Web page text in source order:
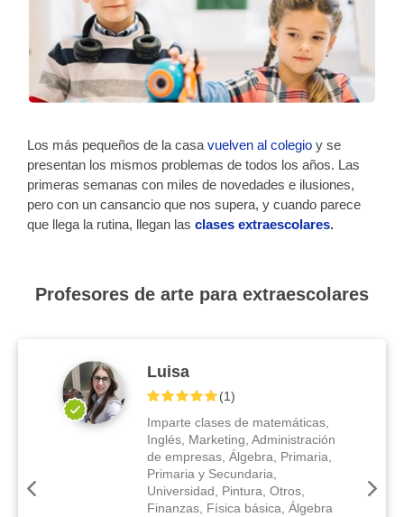
Los más pequeños de la casa vuelven al colegio y se
presentan los mismos problemas de todos los años. Las
primeras semanas con miles de novedades e ilusiones,
pero con un cansancio que nos supera, y cuando parece
que llega la rutina, llegan las clases extraescolares.
Profesores de arte para extraescolares
Luisa
(1)
Imparte clases de matemáticas,
Inglés, Marketing, Administración
de empresas, Álgebra, Primaria,
Primaria y Secundaria,
Universidad, Pintura, Otros,
Finanzas, Física básica, Álgebra